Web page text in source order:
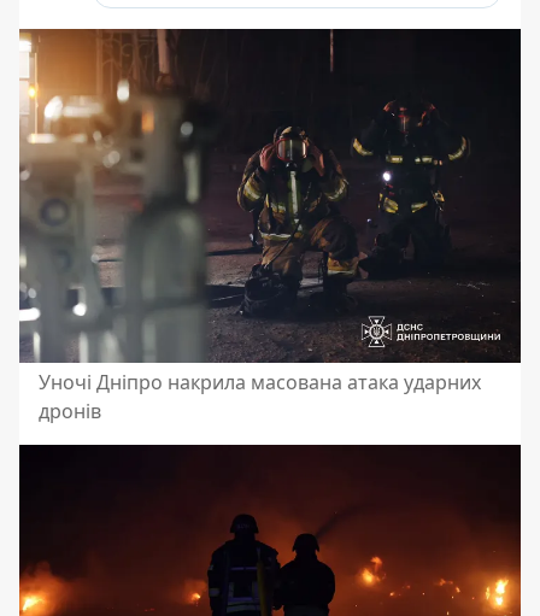
Уночі Дніпро накрила масована атака ударних
дронів